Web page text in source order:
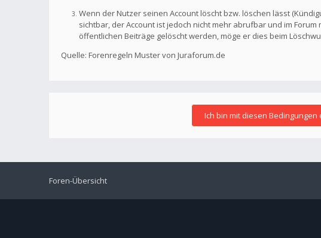
Wenn der Nutzer seinen Account löscht bzw. löschen lässt
sichtbar, der Account ist jedoch nicht mehr abrufbar und im
öffentlichen Beiträge gelöscht werden, möge er dies beim
Quelle: Forenregeln Muster von Juraforum.de
Foren-Übersicht